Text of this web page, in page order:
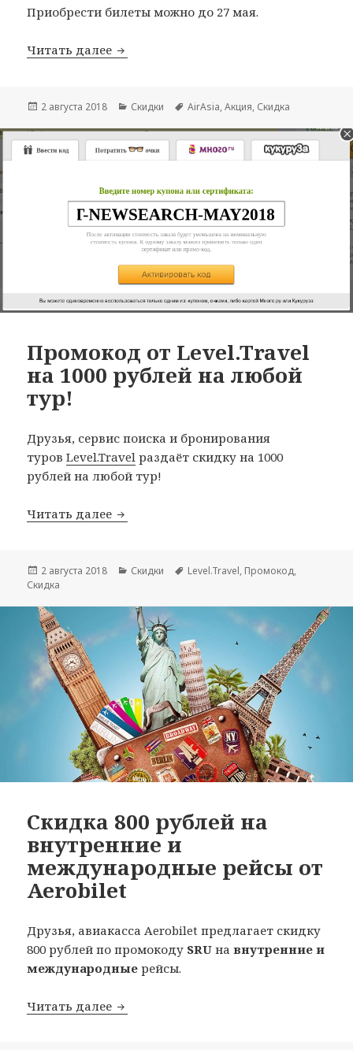
Приобрести билеты можно до 27 мая.
Читать далее Грандиозная распродажа у AirAsia
Опубликовано
2 августа 2018 Рубрики
Скидки Метки
AirAsia,Акция, Скидка
Промокод от Level.Travel
на 1000 рублей на любой
тур!
Друзья, сервис поиска и бронирования
туровLevel.Travel раздаёт скидку на 1000
рублей на любой тур!
Читать далее Промокод от Level.Travel на 1000
Опубликовано
2 августа 2018 Рубрики
Скидки Метки
Level.Travel, Промокод,
Скидка
Скидка 800 рублей на
внутренние и
международные рейсы от
Aerobilet
Друзья, авиакасса Aerobilet предлагает скидку
800 рублей по промокоду SRU навнутренние и
международные рейсы.
Читать далее Скидка 800 рублей на внутренние и